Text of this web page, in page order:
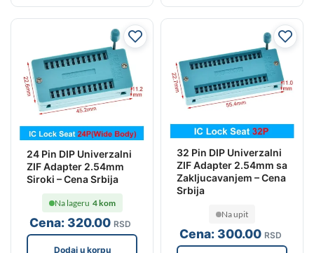
24 Pin DIP Univerzalni
ZIF Adapter 2.54mm
Siroki – Cena Srbija
Cena:320.00 RSD
Na lageru 4 kom
Dodaj u korpu
32 Pin DIP Univerzalni
ZIF Adapter 2.54mm sa
Zakljucavanjem – Cena
Srbija
Cena:300.00 RSD
Na upit